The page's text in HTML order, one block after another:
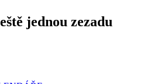
jednou zezadu